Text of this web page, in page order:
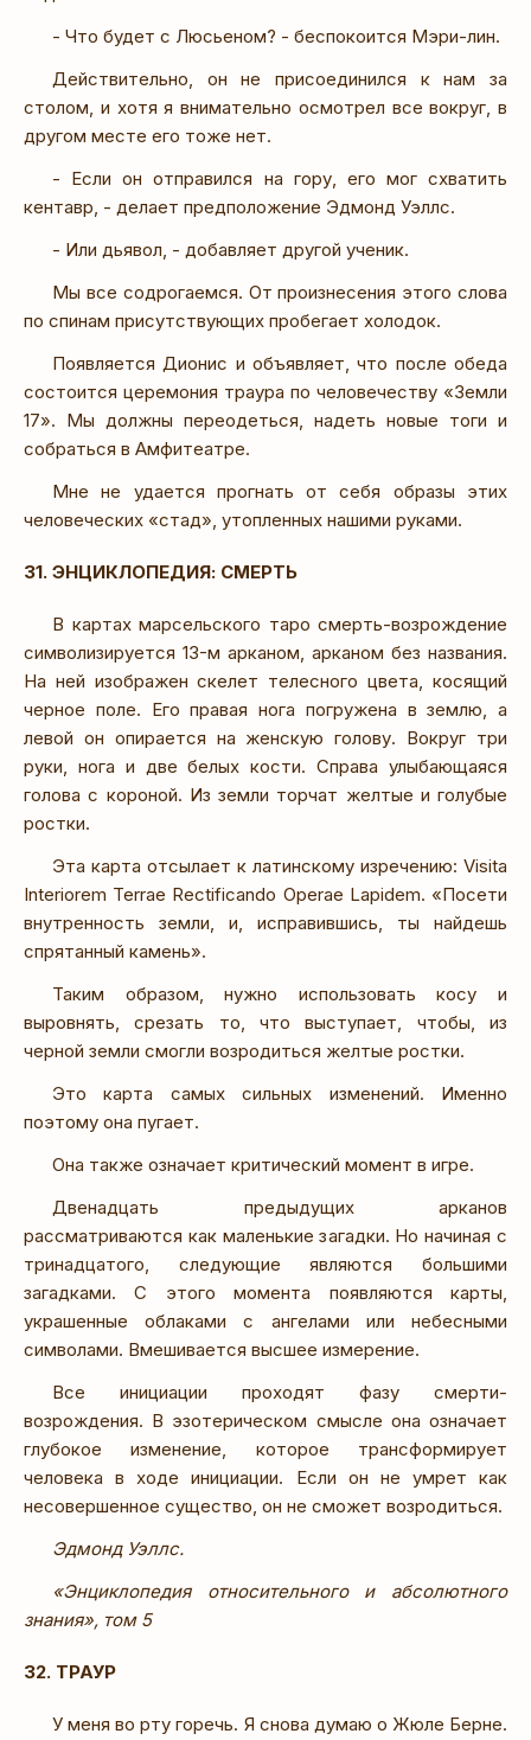
- Что будет с Люсьеном? - беспокоится Мэри-лин.
Действительно, он не присоединился к нам за
столом, и хотя я внимательно осмотрел все вокруг, в
другом месте его тоже нет.
- Если он отправился на гору, его мог схватить
кентавр, - делает предположение Эдмонд Уэллс.
- Или дьявол, - добавляет другой ученик.
Мы все содрогаемся. От произнесения этого слова
по спинам присутствующих пробегает холодок.
Появляется Дионис и объявляет, что после обеда
состоится церемония траура по человечеству «Земли
17». Мы должны переодеться, надеть новые тоги и
собраться в Амфитеатре.
Мне не удается прогнать от себя образы этих
человеческих «стад», утопленных нашими руками.
31. ЭНЦИКЛОПЕДИЯ: СМЕРТЬ
В картах марсельского таро смерть-возрождение
символизируется 13-м арканом, арканом без названия.
На ней изображен скелет телесного цвета, косящий
черное поле. Его правая нога погружена в землю, а
левой он опирается на женскую голову. Вокруг три
руки, нога и две белых кости. Справа улыбающаяся
голова с короной. Из земли торчат желтые и голубые
ростки.
Эта карта отсылает к латинскому изречению: Visita
Interiorem Terrae Rectificando Operae Lapidem. «Посети
внутренность земли, и, исправившись, ты найдешь
спрятанный камень».
Таким образом, нужно использовать косу и
выровнять, срезать то, что выступает, чтобы, из
черной земли смогли возродиться желтые ростки.
Это карта самых сильных изменений. Именно
поэтому она пугает.
Она также означает критический момент в игре.
Двенадцать предыдущих арканов
рассматриваются как маленькие загадки. Но начиная с
тринадцатого, следующие являются большими
загадками. С этого момента появляются карты,
украшенные облаками с ангелами или небесными
символами. Вмешивается высшее измерение.
Все инициации проходят фазу смерти-
возрождения. В эзотерическом смысле она означает
глубокое изменение, которое трансформирует
человека в ходе инициации. Если он не умрет как
несовершенное существо, он не сможет возродиться.
Эдмонд Уэллс.
«Энциклопедия относительного и абсолютного
знания», том 5
32. ТРАУР
У меня во рту горечь. Я снова думаю о Жюле Берне.